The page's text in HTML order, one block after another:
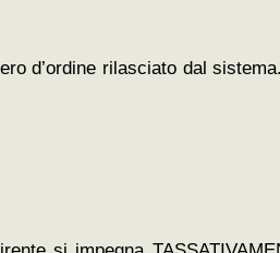
d’ordine rilasciato dal